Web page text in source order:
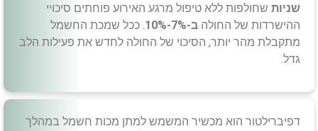
שניותשחולפות ללא טיפול מרגע האירוע פוחתים סיכויי
ההישרדות של החולה ב-7%-10%
. ככל שמכת החשמל
מתקבלת מהר יותר, הסיכוי של החולה לחדש את פעילות הלב
גדל.
דפיברילטור הוא מכשיר המשמש למתן מכות חשמל במהלך